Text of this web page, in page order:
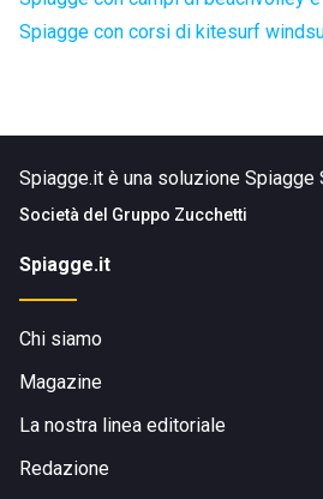
Spiagge con corsi di kitesurf
Spiagge.it è una soluzione Spiagge
Società del Gruppo Zucchetti
Spiagge.it
Chi siamo
Magazine
La nostra linea editoriale
Redazione